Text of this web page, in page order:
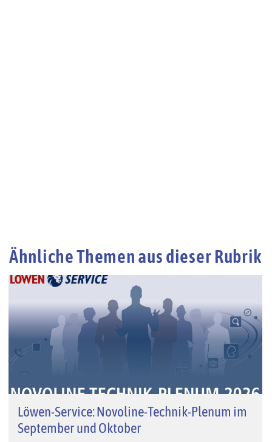
Ähnliche Themen aus dieser Rubrik
Löwen-Service: Novoline-Technik-Plenum im
September und Oktober